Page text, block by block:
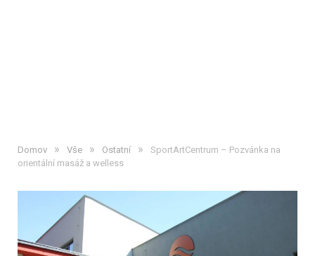
Domov » Vše » Ostatní »
SportArtCentrum – Pozvánka na
orientální masáž a welless